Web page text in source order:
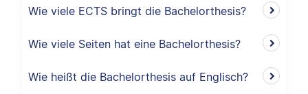
Wie viele ECTS bringt die Bachelorthesis?
Wie viele Seiten hat eine Bachelorthesis?
Wie heißt die Bachelorthesis auf Englisch?